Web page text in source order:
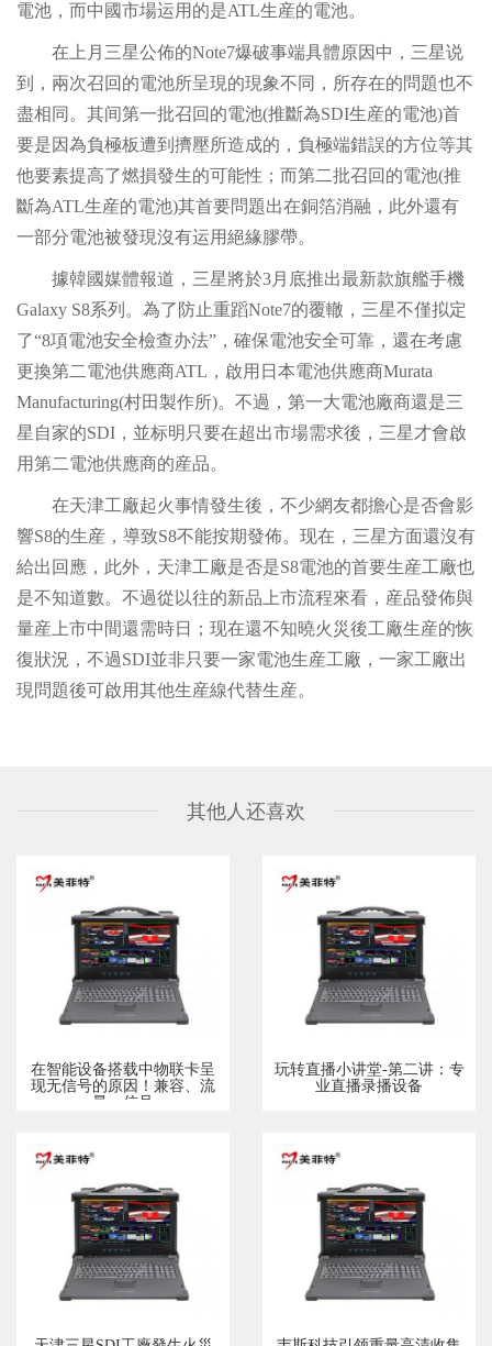
電池，而中國市場运用的是ATL生産的電池。
在上月三星公佈的Note7爆破事端具體原因中，三星说
到，兩次召回的電池所呈現的現象不同，所存在的問題也不
盡相同。其间第一批召回的電池(推斷為SDI生産的電池)首
要是因為負極板遭到擠壓所造成的，負極端錯誤的方位等其
他要素提高了燃損發生的可能性；而第二批召回的電池(推
斷為ATL生産的電池)其首要問題出在銅箔消融，此外還有
一部分電池被發現沒有运用絕緣膠帶。
據韓國媒體報道，三星將於3月底推出最新款旗艦手機
Galaxy S8系列。為了防止重蹈Note7的覆轍，三星不僅拟定
了“8項電池安全檢查办法”，確保電池安全可靠，還在考慮
更換第二電池供應商ATL，啟用日本電池供應商Murata
Manufacturing(村田製作所)。不過，第一大電池廠商還是三
星自家的SDI，並标明只要在超出市場需求後，三星才會啟
用第二電池供應商的産品。
在天津工廠起火事情發生後，不少網友都擔心是否會影
響S8的生産，導致S8不能按期發佈。现在，三星方面還沒有
給出回應，此外，天津工廠是否是S8電池的首要生産工廠也
是不知道數。不過從以往的新品上市流程來看，産品發佈與
量産上市中間還需時日；现在還不知曉火災後工廠生産的恢
復狀況，不過SDI並非只要一家電池生産工廠，一家工廠出
現問題後可啟用其他生産線代替生産。
其他人还喜欢
在智能设备搭载中物联卡呈
现无信号的原因！兼容、流
量、信号
玩转直播小讲堂-第二讲：专
业直播录播设备